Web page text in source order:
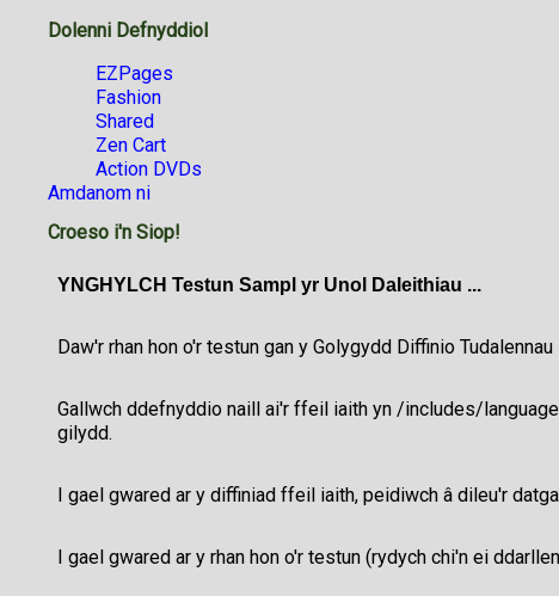
Dolenni Defnyddiol
EZPages
Fashion
Shared
Zen Cart
Action DVDs
Amdanom ni
Croeso i'n Siop!
YNGHYLCH Testun Sampl yr Unol Daleithiau ...
Daw'r rhan hon o'r testun gan y Golygydd Diffinio
Gallwch ddefnyddio naill ai'r ffeil iaith yn /includes/
gilydd.
I gael gwared ar y diffiniad ffeil iaith, peidiwch â dileu'r
I gael gwared ar y rhan hon o'r testun (rydych chi'n ei